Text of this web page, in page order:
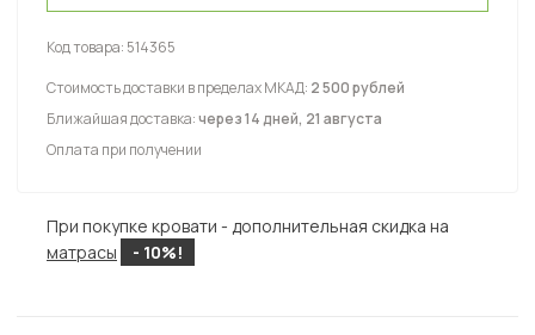
Код товара: 514365
Стоимость доставки в пределах МКАД: 2 500 рублей
Ближайшая доставка:через 14 дней, 21 августа
Оплата при получении
При покупке кровати - дополнительная скидка на
матрасы
- 10%!